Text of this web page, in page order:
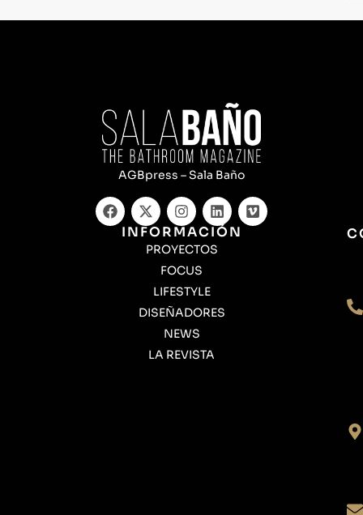
AGBpress – Sala Baño
INFORMACIÓN
PROYECTOS
FOCUS
LIFESTYLE
DISEÑADORES
NEWS
LA REVISTA